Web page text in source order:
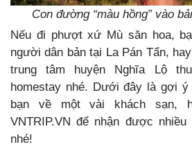
Con đường “màu hồng” vào
Nếu đi phượt xứ Mù săn hoa,
người dân bản tại La Pán Tẩn,
trung tâm huyện Nghĩa Lộ
homestay nhé. Dưới đây là gợi
bạn về một vài khách sạn,
VNTRIP.VN để nhận được
nhé!